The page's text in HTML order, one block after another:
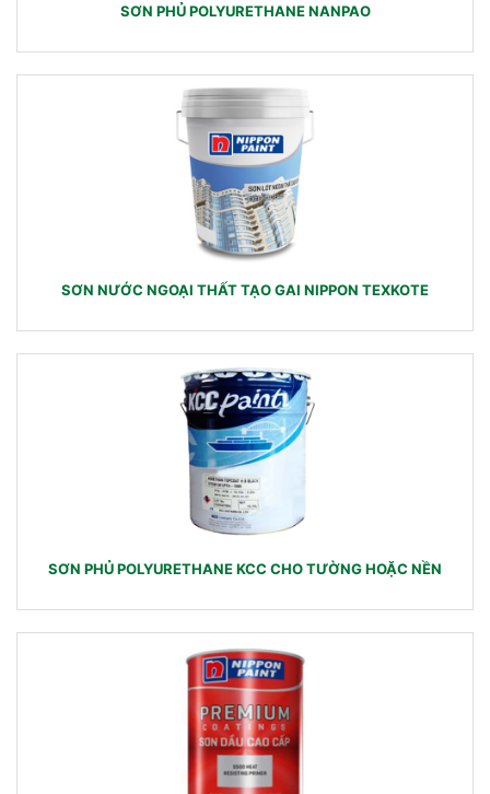
SƠN PHỦ POLYURETHANE NANPAO
SƠN NƯỚC NGOẠI THẤT TẠO GAI NIPPON TEXKOTE
SƠN PHỦ POLYURETHANE KCC CHO TƯỜNG HOẶC NỀN